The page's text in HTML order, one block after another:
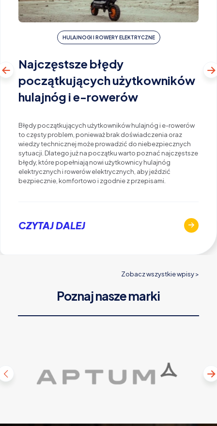
HULAJNOGI I ROWERY ELEKTRYCZNE
Najczęstsze błędy
początkujących użytkowników
hulajnóg i e-rowerów
Błędy początkujących użytkowników hulajnóg i e-rowerów
to częsty problem, ponieważ brak doświadczenia oraz
wiedzy technicznej może prowadzić do niebezpiecznych
sytuacji. Dlatego już na początku warto poznać najczęstsze
błędy, które popełniają nowi użytkownicy hulajnóg
elektrycznych i rowerów elektrycznych, aby jeździć
bezpiecznie, komfortowo i zgodnie z przepisami.
CZYTAJ DALEJ
Zobacz wszystkie wpisy >
Poznaj nasze marki